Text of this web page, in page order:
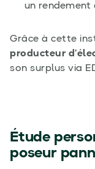
un rendement
Grâce à cette
producteur
son surplus via
Étude
poseur